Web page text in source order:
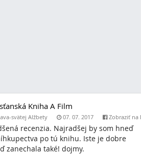
Kniha A Film
svätej Alžbety 07. 07. 2017 Zobraziť na
recenzia. Najradšej by som hneď
po tú knihu. Iste je dobre
zanechala také! dojmy.